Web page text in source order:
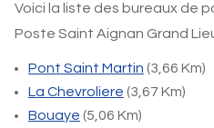
Voici la liste des bureaux de
Poste Saint Aignan Grand
Pont Saint Martin (3,66 Km)
La Chevroliere (3,67 Km)
Bouaye (5,06 Km)